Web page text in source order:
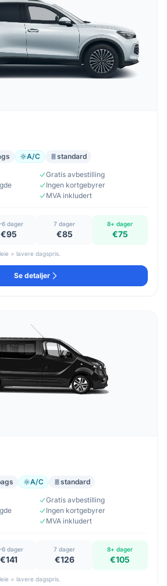
A/C standard
Gratis avbestilling
Ingen kortgebyrer
MVA inkludert
dager
€95
7 dager
€85
8+ dager
€75
= lavere dagspris.
Se detaljer
A/C standard
Gratis avbestilling
Ingen kortgebyrer
MVA inkludert
dager
€141
7 dager
€126
8+ dager
€105
= lavere dagspris.